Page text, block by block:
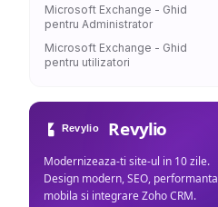
Microsoft Exchange - Ghid
pentru Administrator
Microsoft Exchange - Ghid
pentru utilizatori
Revylio
Modernizeaza-ti site-ul in 10 zile.
Design modern, SEO, performanta
mobila si integrare Zoho CRM.